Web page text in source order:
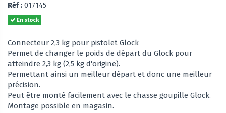
Réf : 017145
En stock
Connecteur 2,3 kg pour pistolet Glock
Permet de changer le poids de départ du Glock pour
atteindre 2,3 kg (2,5 kg d'origine).
Permettant ainsi un meilleur départ et donc une meilleur
précision.
Peut être monté facilement avec le chasse goupille Glock.
Montage possible en magasin.